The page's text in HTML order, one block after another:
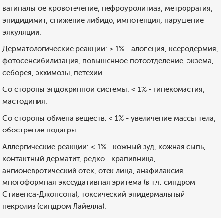
вагинальное кровотечение, нефроуролитиаз, метроррагия,
эпидидимит, снижение либидо, импотенция, нарушение
эякуляции.
Дерматологические реакции: > 1% - алопеция, ксеродермия,
фотосенсибилизация, повышенное потоотделение, экзема,
себорея, экхимозы, петехии.
Со стороны эндокринной системы: < 1% - гинекомастия,
мастодиния.
Со стороны обмена веществ: < 1% - увеличение массы тела,
обострение подагры.
Аллергические реакции: < 1% - кожный зуд, кожная сыпь,
контактный дерматит, редко - крапивница,
ангионевротический отек, отек лица, анафилаксия,
многоформная экссудативная эритема (в т.ч. синдром
Стивенса-Джонсона), токсический эпидермальный
некролиз (синдром Лайелла).